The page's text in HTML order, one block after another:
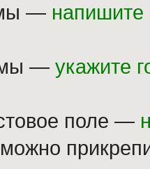
— напишите
— укажите
поле —